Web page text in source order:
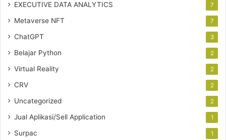
EXECUTIVE DATA ANALYTICS 7
Metaverse NFT 7
ChatGPT 3
Belajar Python 2
Virtual Reality 2
CRV 2
Uncategorized 2
Jual Aplikasi/Sell Application 1
Surpac 1